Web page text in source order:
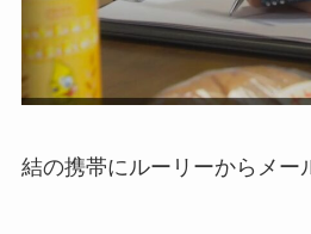
結の携帯にルーリーからメー